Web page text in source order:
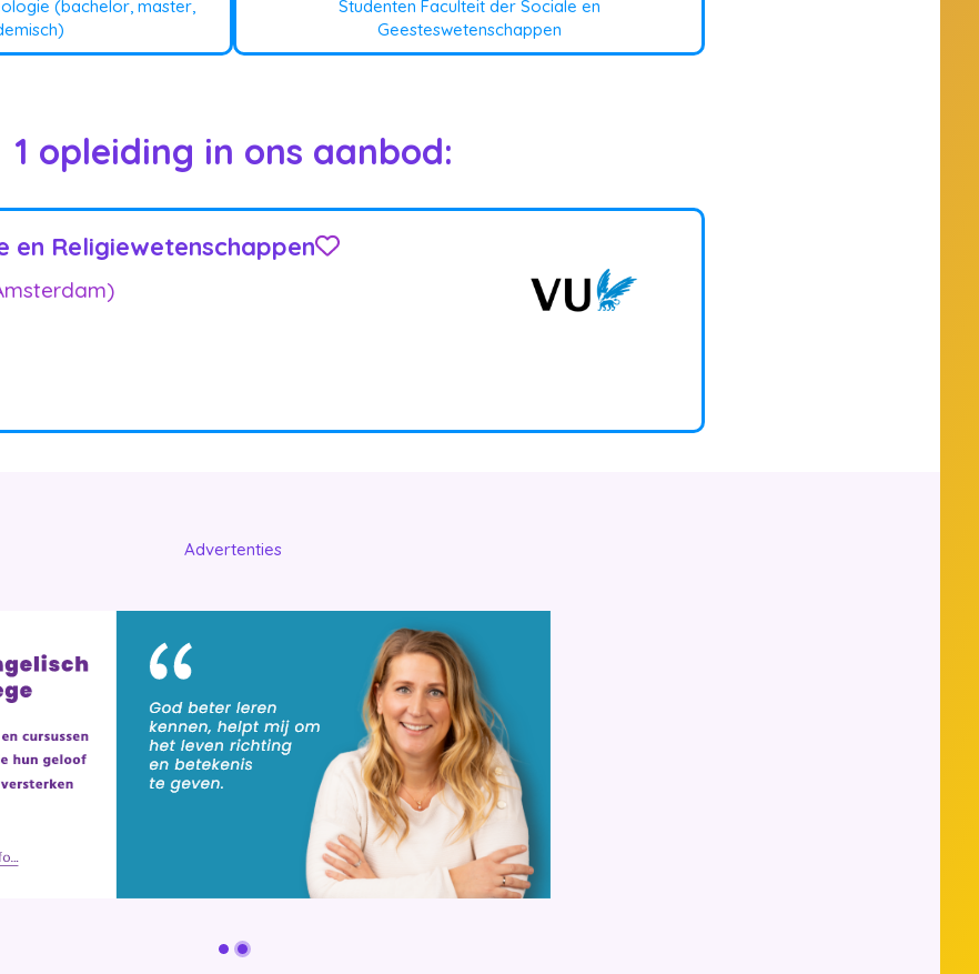
(bachelor, master,
Studenten Faculteit der Sociale en
Geesteswetenschappen
1 opleiding in ons aanbod:
en Religiewetenschappen
Advertenties